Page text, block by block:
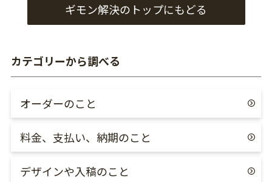
ギモン解決のトップにもどる
カテゴリーから調べる
オーダーのこと
料金、支払い、納期のこと
デザインや入稿のこと